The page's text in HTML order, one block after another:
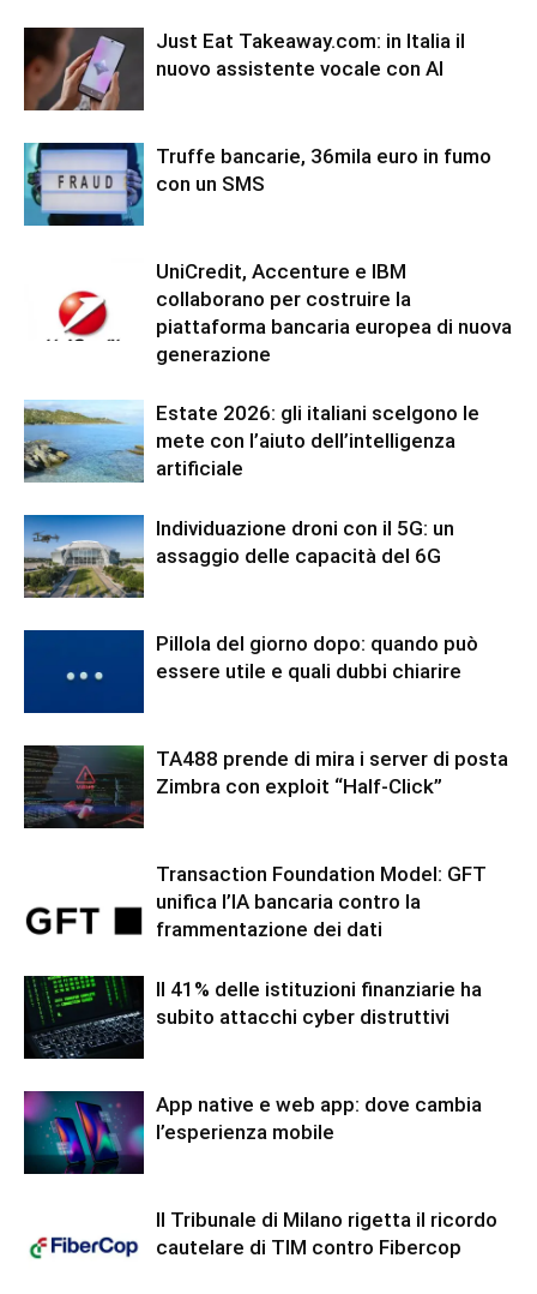
Just Eat Takeaway.com: in Italia il
nuovo assistente vocale con AI
Truffe bancarie, 36mila euro in fumo
con un SMS
UniCredit, Accenture e IBM
collaborano per costruire la
piattaforma bancaria europea di nuova
generazione
Estate 2026: gli italiani scelgono le
mete con l’aiuto dell’intelligenza
artificiale
Individuazione droni con il 5G: un
assaggio delle capacità del 6G
Pillola del giorno dopo: quando può
essere utile e quali dubbi chiarire
TA488 prende di mira i server di posta
Zimbra con exploit “Half-Click”
Transaction Foundation Model: GFT
unifica l’IA bancaria contro la
frammentazione dei dati
Il 41% delle istituzioni finanziarie ha
subito attacchi cyber distruttivi
App native e web app: dove cambia
l’esperienza mobile
Il Tribunale di Milano rigetta il ricordo
cautelare di TIM contro Fibercop